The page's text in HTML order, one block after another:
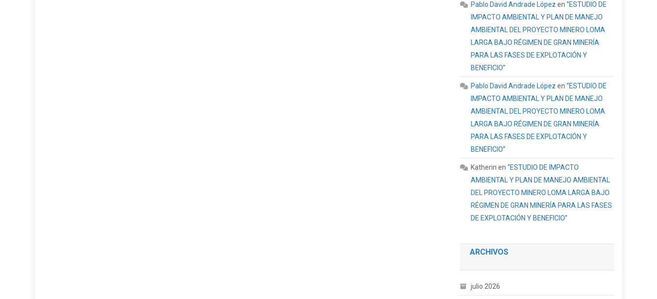
Pablo David Andrade López en“ESTUDIO DE
IMPACTO AMBIENTAL Y PLAN DE MANEJO
AMBIENTAL DEL PROYECTO MINERO LOMA
LARGA BAJO RÉGIMEN DE GRAN MINERÍA
PARA LAS FASES DE EXPLOTACIÓN Y
BENEFICIO”
Pablo David Andrade López en“ESTUDIO DE
IMPACTO AMBIENTAL Y PLAN DE MANEJO
AMBIENTAL DEL PROYECTO MINERO LOMA
LARGA BAJO RÉGIMEN DE GRAN MINERÍA
PARA LAS FASES DE EXPLOTACIÓN Y
BENEFICIO”
Katherin en“ESTUDIO DE IMPACTO
AMBIENTAL Y PLAN DE MANEJO AMBIENTAL
DEL PROYECTO MINERO LOMA LARGA BAJO
RÉGIMEN DE GRAN MINERÍA PARA LAS FASES
DE EXPLOTACIÓN Y BENEFICIO”
ARCHIVOS
julio 2026